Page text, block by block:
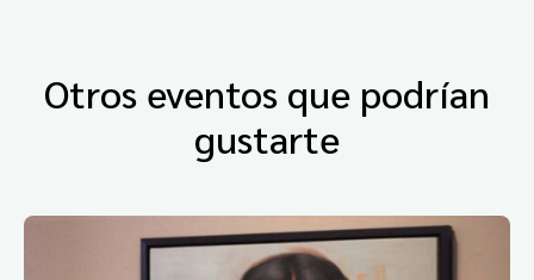
Otros eventos que podrían
gustarte